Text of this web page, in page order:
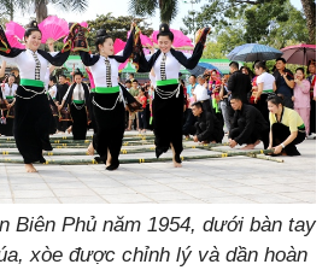
Biên Phủ năm 1954, dưới bàn tay
xòe được chỉnh lý và dần hoàn